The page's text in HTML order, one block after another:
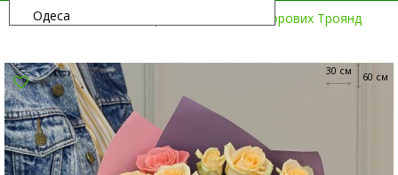
Одеса
Рівне
Суми
Харків
Херсон
Доставка Квітів 25 Кольорових Троянд
60 см
30 см